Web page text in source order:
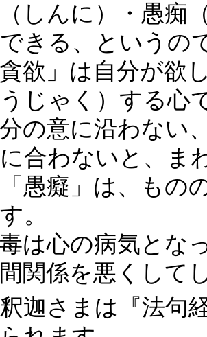
しんに）・愚痴
きる、というの
貪欲」は自分が欲
じゃく）する心
の意に沿わない
合わないと、ま
愚癡」は、もの
。
は心の病気とな
関係を悪くして
迦さまは『法句